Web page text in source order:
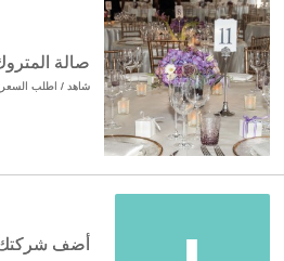
صالة
شاهد / اطلب السعر
أضف